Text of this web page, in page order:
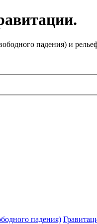
падения) и
падения)